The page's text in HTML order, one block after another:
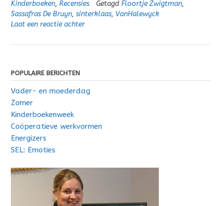
Kinderboeken, Recensies Getagd Floortje Zwigtman,
Sassafras De Bruyn, sinterklaas, VanHalewyck
Laat een reactie achter
POPULAIRE BERICHTEN
Vader- en moederdag
Zomer
Kinderboekenweek
Coöperatieve werkvormen
Energizers
SEL: Emoties